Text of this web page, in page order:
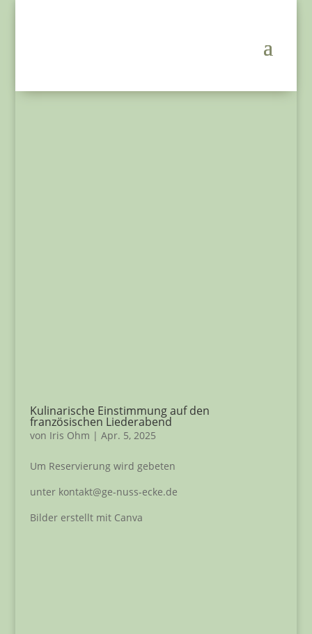
Kulinarische Einstimmung auf den
französischen Liederabend
von Iris Ohm | Apr. 5, 2025
Um Reservierung wird gebeten
unter kontakt@ge-nuss-ecke.de
Bilder erstellt mit Canva